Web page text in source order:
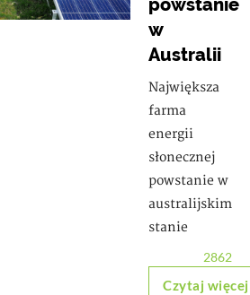
powstanie
w
Australii
Największa
farma
energii
słonecznej
powstanie w
australijskim
stanie
2862
Czytaj więcej